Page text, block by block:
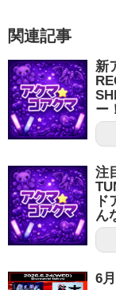
関連記事
新
ー
注
ド
ん
6